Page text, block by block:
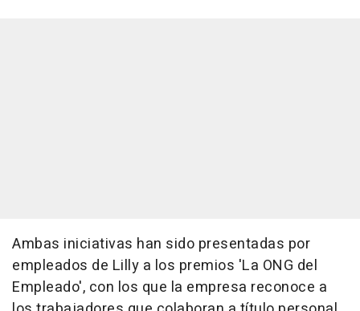
Ambas iniciativas han sido presentadas por
empleados de Lilly a los premios 'La ONG del
Empleado', con los que la empresa reconoce a